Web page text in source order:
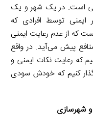
است. در یک شهر و یک
ایمنی توسط افرادی که
که از عدم رعایت ایمنی
پیش می‌آید. در واقع
که رعایت نکات ایمنی و
کنیم که خودش سودی
و شهرسازی